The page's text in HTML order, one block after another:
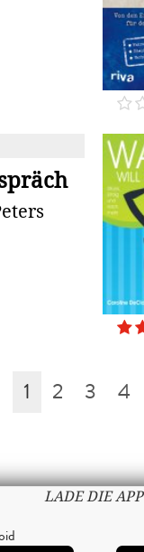
1 2 3 4
LADE DIE APP